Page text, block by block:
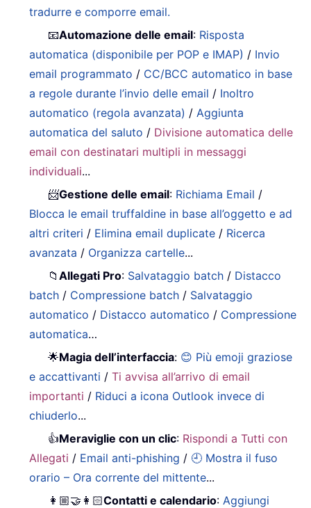
tradurre e comporre email.
📧Automazione delle email: Risposta
automatica (disponibile per POP e IMAP) / Invio
email programmato / CC/BCC automatico in base
a regole durante l’invio delle email / Inoltro
automatico (regola avanzata) / Aggiunta
automatica del saluto / Divisione automatica delle
email con destinatari multipli in messaggi
individuali...
📨Gestione delle email: Richiama Email /
Blocca le email truffaldine in base all’oggetto e ad
altri criteri / Elimina email duplicate / Ricerca
avanzata / Organizza cartelle...
📁Allegati Pro: Salvataggio batch / Distacco
batch / Compressione batch / Salvataggio
automatico / Distacco automatico / Compressione
automatica…
🌟Magia dell’interfaccia: 😊 Più emoji graziose
e accattivanti /Ti avvisa all’arrivo di email
importanti / Riduci a icona Outlook invece di
chiuderlo...
👍Meraviglie con un clic: Rispondi a Tutti con
Allegati / Email anti-phishing / 🕘 Mostra il fuso
orario – Ora corrente del mittente...
👩🏼‍🤝‍👩🏻Contatti e calendario: Aggiungi